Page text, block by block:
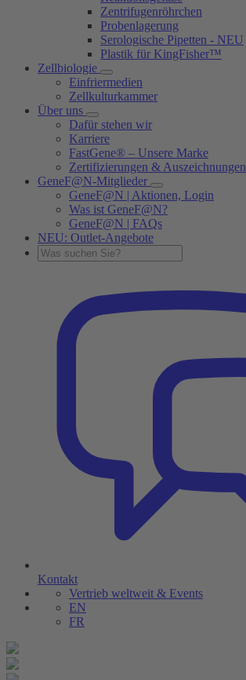
Zentrifugenröhrchen
Probenlagerung
Serologische Pipetten - NEU
Plastik für KingFisher™
Zellbiologie
Einfriermedien
Zellkulturkammer
Über uns
Dafür stehen wir
Karriere
FastGene® – Unsere Marke
Zertifizierungen & Auszeichnungen
GeneF@N-Mitglieder
GeneF@N | Aktionen, Login
Was ist GeneF@N?
GeneF@N | FAQs
NEU: Outlet-Angebote
Kontakt
Vertrieb weltweit & Events
EN
FR